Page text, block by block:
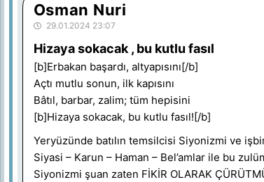
Osman Nuri
29.01.2024 23:07
Hizaya sokacak , bu kutlu fasıl
[b]Erbakan başardı, altyapısını[/b]
Açtı mutlu sonun, ilk kapısını
Bâtıl, barbar, zalim; tüm hepisini
[b]Hizaya sokacak, bu kutlu fasıl![/b]
Yeryüzünde batılın temsilcisi Siyonizmi ve
Siyasi – Karun – Haman – Bel’amlar ile bu
Siyonizmi şuan zaten FİKİR OLARAK